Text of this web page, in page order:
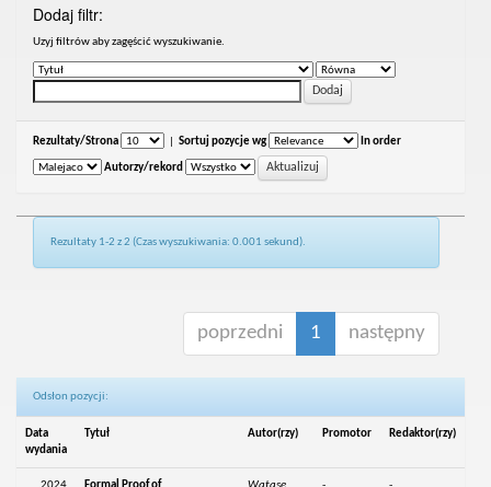
Dodaj filtr:
Uzyj filtrów aby zagęścić wyszukiwanie.
Rezultaty/Strona Sortuj pozycje wg In order
Autorzy/rekord
Rezultaty 1-2 z 2 (Czas wyszukiwania: 0.001 sekund).
poprzedni 1 następny
Odsłon pozycji:
Data
wydania
Tytuł Autor(rzy) Promotor Redaktor(rzy)